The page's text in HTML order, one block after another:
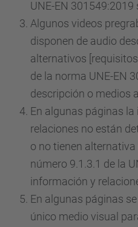
UNE-EN
Algunos videos
disponen de audio
alternativos
de la norma UNE-EN
descripción o medios
En algunas páginas
relaciones no están
o no tienen
número 9.1.3.1 de la
información y
En algunas páginas
único medio visual